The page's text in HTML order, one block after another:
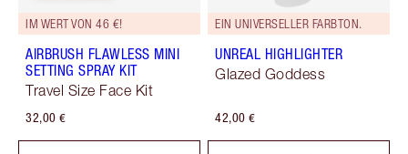
IM WERT VON 46 €!
AIRBRUSH FLAWLESS MINI
SETTING SPRAY KIT
Travel Size Face Kit
32,00 €
EIN UNIVERSELLER FARBTON.
UNREAL HIGHLIGHTER
Glazed Goddess
42,00 €